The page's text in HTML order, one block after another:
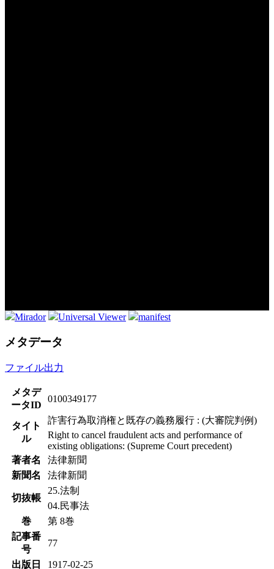
Mirador Universal Viewer manifest
メタデータ
ファイル出力
メタデ
ータID
0100349177
タイト
ル
詐害行為取消権と既存の義務履行 : (大審院判例)
Right to cancel fraudulent acts and performance of
existing obligations: (Supreme Court precedent)
著者名
法律新聞
新聞名
法律新聞
切抜帳
25.法制
04.民事法
巻
第 8巻
記事番
号
77
出版日 1917-02-25